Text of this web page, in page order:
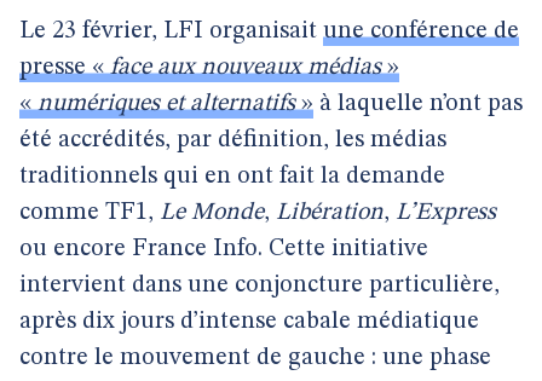
Le 23 février, LFI organisait une conférence de
presse «face aux nouveaux médias»
«numériques et alternatifs» à laquelle n’ont pas
été accrédités, par définition, les médias
traditionnels qui en ont fait la demande
comme TF1, Le Monde, Libération, L’Express
ou encore France Info. Cette initiative
intervient dans une conjoncture particulière,
après dix jours d’intense cabale médiatique
contre le mouvement de gauche : une phase